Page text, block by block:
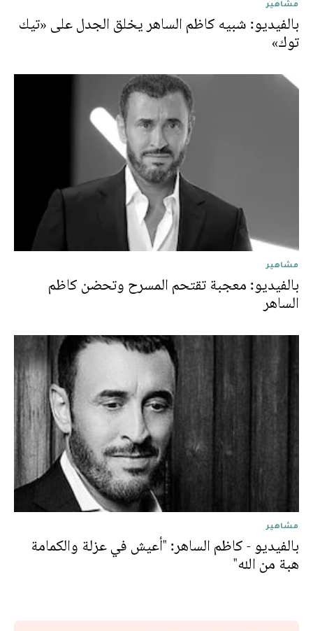
مشاهير
بالفيديو: شبيه كاظم الساهر يخلق الجدل على «تيك
توك»
مشاهير
بالفيديو: معجبة تقتحم المسرح وتحضن كاظم
الساهر
مشاهير
بالفيديو - كاظم الساهر: "أعيش في عزلة والكمامة
هبة من الله"